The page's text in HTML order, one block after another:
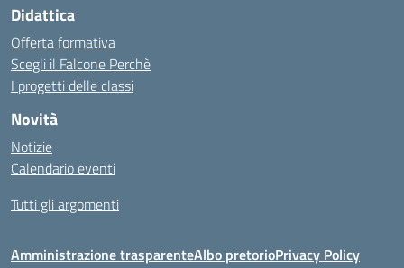
Didattica
Offerta formativa
Scegli il Falcone Perchè
I progetti delle classi
Novità
Notizie
Calendario eventi
Tutti gli argomenti
Amministrazione trasparenteAlbo pretorioPrivacy Policy